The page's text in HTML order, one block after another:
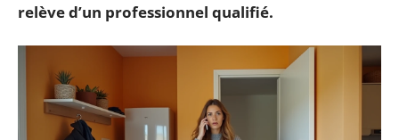
relève d’un professionnel qualifié.